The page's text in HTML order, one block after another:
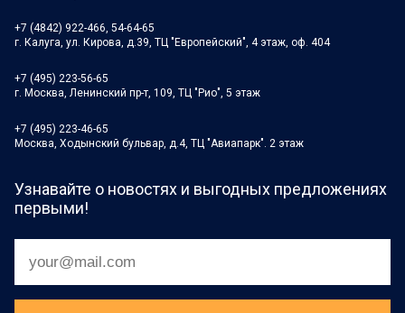
+7 (4842) 922-466, 54-64-65
г. Калуга, ул. Кирова, д.39, ТЦ "Европейский", 4 этаж, оф. 404
+7 (495) 223-56-65
г. Москва, Ленинский пр-т, 109, ТЦ "Рио", 5 этаж
+7 (495) 223-46-65
Москва, Ходынский бульвар, д.4, ТЦ "Авиапарк". 2 этаж
Узнавайте о новостях и выгодных предложениях
первыми!